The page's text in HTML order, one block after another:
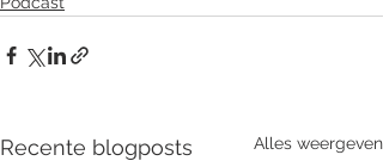
Recente blogposts Alles weergeven